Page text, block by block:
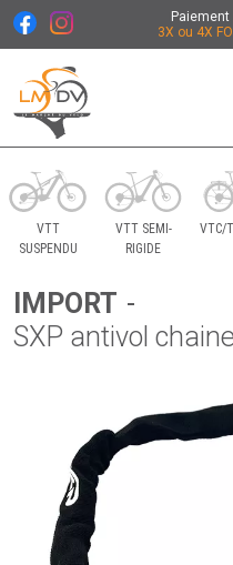
Paiement
3X ou 4X
Le Marché du Vélo Votre
VTT
SUSPENDU
VTT SEMI-
RIGIDE
VTC/
IMPORT -
SXP antivol